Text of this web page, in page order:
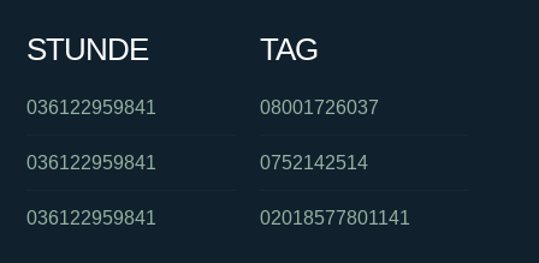
STUNDE
036122959841
036122959841
036122959841
TAG
08001726037
0752142514
02018577801141